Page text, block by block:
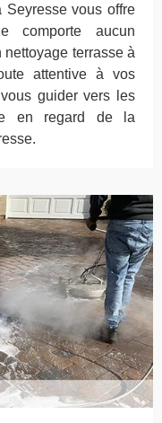
Seyresse vous offre
comporte aucun
nettoyage terrasse à
attentive à vos
guider vers les
en regard de la